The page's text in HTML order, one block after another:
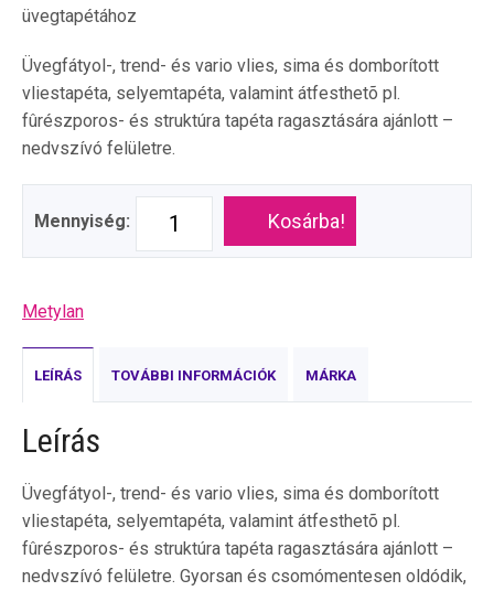
üvegtapétához
Üvegfátyol-, trend- és vario vlies, sima és domborított
vliestapéta, selyemtapéta, valamint átfesthetõ pl.
fûrészporos- és struktúra tapéta ragasztására ajánlott –
nedvszívó felületre.
Mennyiség: Kosárba!
Metylan
LEÍRÁS TOVÁBBI INFORMÁCIÓK MÁRKA
Leírás
Üvegfátyol-, trend- és vario vlies, sima és domborított
vliestapéta, selyemtapéta, valamint átfesthetõ pl.
fûrészporos- és struktúra tapéta ragasztására ajánlott –
nedvszívó felületre. Gyorsan és csomómentesen oldódik,